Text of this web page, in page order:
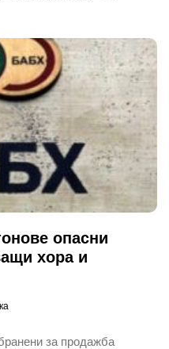
опасни
хора и
за продажба